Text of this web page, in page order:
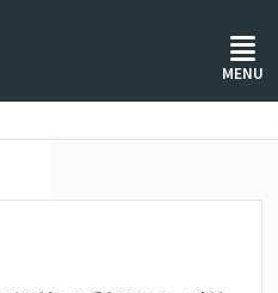
MENU
らご依頼いただきました！【OPPO